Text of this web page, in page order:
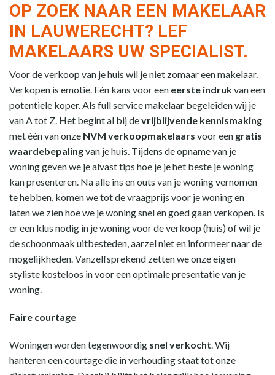
OP ZOEK NAAR EEN MAKELAAR
IN LAUWERECHT? LEF
MAKELAARS UW SPECIALIST.
Voor de verkoop van je huis wil je niet zomaar een makelaar.
Verkopen is emotie. Eén kans voor een eerste indrukvan een
potentiele koper. Als full service makelaar begeleiden wij je
van A tot Z. Het begint al bij devrijblijvende kennismaking
met één van onze NVM verkoopmakelaars voor een gratis
waardebepalingvan je huis. Tijdens de opname van je
woning geven we je alvast tips hoe je je het beste je woning
kan presenteren. Na alle ins en outs van je woning vernomen
te hebben, komen we tot de vraagprijs voor je woning en
laten we zien hoe we je woning snel en goed gaan verkopen. Is
er een klus nodig in je woning voor de verkoop (huis) of wil je
de schoonmaak uitbesteden, aarzel niet en informeer naar de
mogelijkheden. Vanzelfsprekend zetten we onze eigen
styliste kosteloos in voor een optimale presentatie van je
woning.
Faire courtage
Woningen worden tegenwoordig snel verkocht. Wij
hanteren een courtage die in verhouding staat tot onze